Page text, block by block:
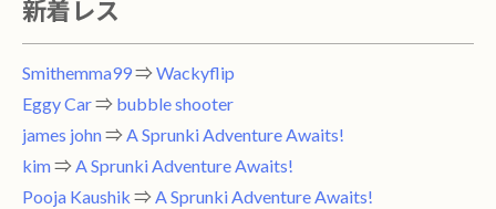
新着レス
Smithemma99⇒ Wackyflip
Eggy Car⇒ bubble shooter
james john⇒ A Sprunki Adventure Awaits!
kim⇒ A Sprunki Adventure Awaits!
Pooja Kaushik ⇒ A Sprunki Adventure Awaits!